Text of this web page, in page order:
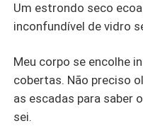
Um estrondo seco
inconfundível de vidro
Meu corpo se encolhe
cobertas. Não preciso
as escadas para saber
sei.